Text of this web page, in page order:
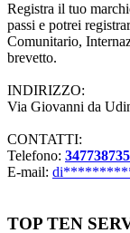
Registra il tuo
passi e potrei
Comunitario,
brevetto.
INDIRIZZO:
Via Giovanni da
CONTATTI:
Telefono:
E-mail: di
TOP TEN